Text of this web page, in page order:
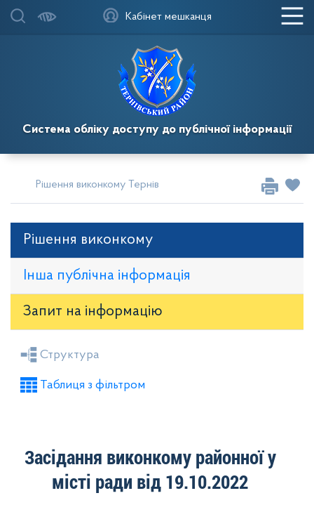
Система обліку доступу до публічної інформації
Кабінет мешканця
Рішення виконкому Тернівської районної у місті ради
Рішення виконкому
Інша публічна інформація
Запит на iнформацію
Засідання районної ради
Проекти рішень районної ради
Структура
Таблиця з фільтром
Засідання виконкому районної у
місті ради від 19.10.2022